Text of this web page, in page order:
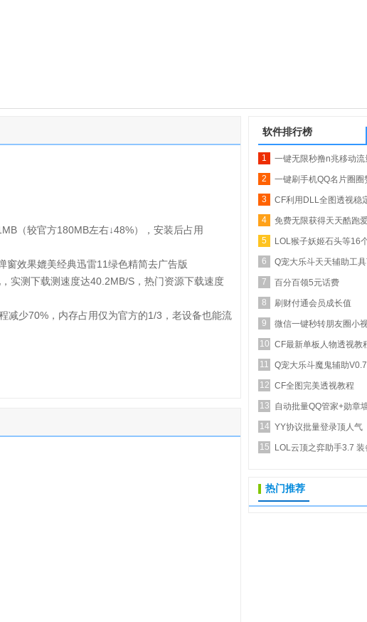
（较官方180MB左右↓48%），安装后占用
效果媲美经典迅雷11绿色精简去广告版
实测下载测速度达40.2MB/S，热门资源下载速度
少70%，内存占用仅为官方的1/3，老设备也能流
软件排行榜
1
一键无限秒撸n兆移动流
2
一键刷手机QQ名片圈圈
【QQ业务乐园专...
3
CF利用DLL全图透视稳
4
免费无限获得天天酷跑
5
LOL猴子妖姬石头等16
招
6 Q宠大乐斗天天辅助工
告版_自动...
7
百分百领5元话费
8
刷财付通会员成长值
9
微信一键秒转朋友圈小
10 CF最新单板人物透视教
11
Q宠大乐斗魔鬼辅助
正式版_新增...
12 CF全图完美透视教程
13
自动批量QQ管家+勋章
14 YY协议批量登录顶人气
15
LOL云顶之弈助手3.7
热门推荐